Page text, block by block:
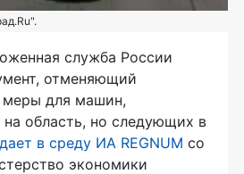
служба России
отменяющий
меры для машин,
область, но следующих в
в среду ИА REGNUM со
экономики